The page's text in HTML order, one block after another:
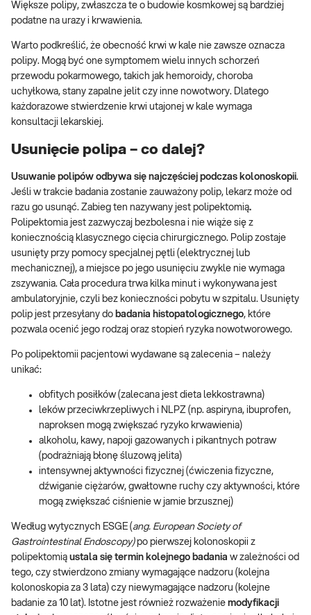
Większe polipy, zwłaszcza te o budowie kosmkowej są bardziej
podatne na urazy i krwawienia.
Warto podkreślić, że obecność krwi w kale nie zawsze oznacza
polipy. Mogą być one symptomem wielu innych schorzeń
przewodu pokarmowego, takich jak hemoroidy, choroba
uchyłkowa, stany zapalne jelit czy inne nowotwory. Dlatego
każdorazowe stwierdzenie krwi utajonej w kale wymaga
konsultacji lekarskiej.
Usunięcie polipa – co dalej?
Usuwanie polipów odbywa się najczęściej podczas kolonoskopii.
Jeśli w trakcie badania zostanie zauważony polip, lekarz może od
razu go usunąć. Zabieg ten nazywany jest polipektomią.
Polipektomia jest zazwyczaj bezbolesna i nie wiąże się z
koniecznością klasycznego cięcia chirurgicznego. Polip zostaje
usunięty przy pomocy specjalnej pętli (elektrycznej lub
mechanicznej), a miejsce po jego usunięciu zwykle nie wymaga
zszywania. Cała procedura trwa kilka minut i wykonywana jest
ambulatoryjnie, czyli bez konieczności pobytu w szpitalu. Usunięty
polip jest przesyłany do badania histopatologicznego, które
pozwala ocenić jego rodzaj oraz stopień ryzyka nowotworowego.
Po polipektomii pacjentowi wydawane są zalecenia – należy
unikać:
obfitych posiłków (zalecana jest dieta lekkostrawna)
leków przeciwkrzepliwych i NLPZ (np. aspiryna, ibuprofen,
naproksen mogą zwiększać ryzyko krwawienia)
alkoholu, kawy, napoji gazowanych i pikantnych potraw
(podrażniają błonę śluzową jelita)
intensywnej aktywności fizycznej (ćwiczenia fizyczne,
dźwiganie ciężarów, gwałtowne ruchy czy aktywności, które
mogą zwiększać ciśnienie w jamie brzusznej)
Według wytycznych ESGE ( ang. European Society of
Gastrointestinal Endoscopy)po pierwszej kolonoskopii z
polipektomią ustala się termin kolejnego badania w zależności od
tego, czy stwierdzono zmiany wymagające nadzoru (kolejna
kolonoskopia za 3 lata) czy niewymagające nadzoru (kolejne
badanie za 10 lat). Istotne jest również rozważenie modyfikacji